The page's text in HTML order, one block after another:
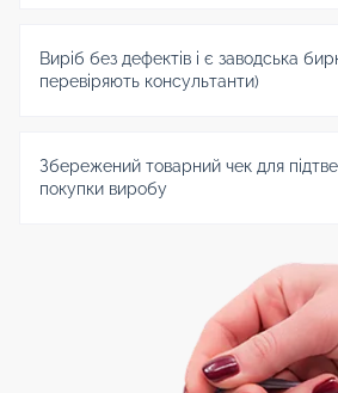
Виріб без дефектів і є заводська
перевіряють консультанти)
Збережений товарний чек для
покупки виробу